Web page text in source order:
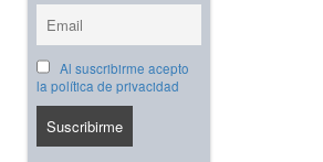
Al suscribirme acepto
la política de privacidad